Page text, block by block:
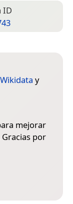
ID
Wikidata y
mejorar
por